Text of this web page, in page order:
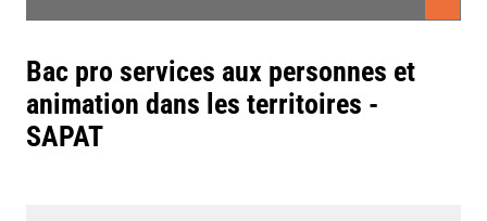
Bac pro services aux personnes et
animation dans les territoires -
SAPAT